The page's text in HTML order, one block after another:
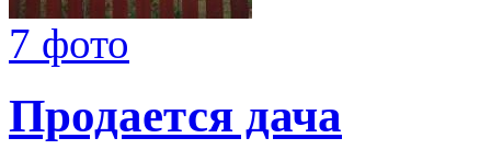
7 фото
Продается дача